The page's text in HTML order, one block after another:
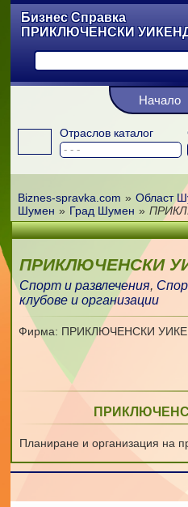
Бизнес Справка
ПРИКЛЮЧЕНСКИ
Отраслов каталог
Начало
Biznes-spravka.com » Област
Шумен » Град Шумен »
ПРИКЛЮЧЕНСКИ
Спорт и развлечения,
клубове и организации
Фирма: ПРИКЛЮЧЕНСКИ
Планиране и организация на